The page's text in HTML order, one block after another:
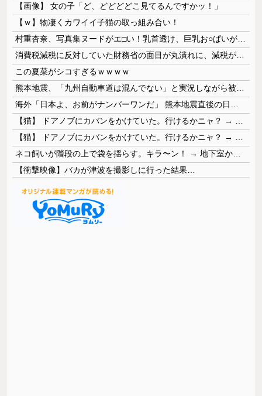
【画像】 女の子「ど、どどどどこ見てるんですかッ！」
【ｗ】物凄くカワイイ子猫の取っ組み合い！
この夏菜がシコすぎるｗｗｗｗ
【衝撃映像】バカが津波を撮影しに行った結果…